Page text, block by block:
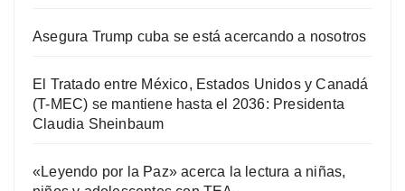
Asegura Trump cuba se está acercando a nosotros
El Tratado entre México, Estados Unidos y Canadá
(T-MEC) se mantiene hasta el 2036: Presidenta
Claudia Sheinbaum
«Leyendo por la Paz» acerca la lectura a niñas,